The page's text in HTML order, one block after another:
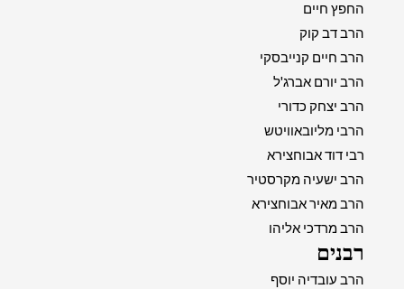
החפץ חיים
הרב דב קוק
הרב חיים קנייבסקי
הרב יורם אברג'ל
הרב יצחק כדורי
הרבי מליובאוויטש
רבי דוד אבוחצירא
הרב ישעיה מקרסטיר
הרב מאיר אבוחצירא
הרב מרדכי אליהו
רבנים
הרב עובדיה יוסף